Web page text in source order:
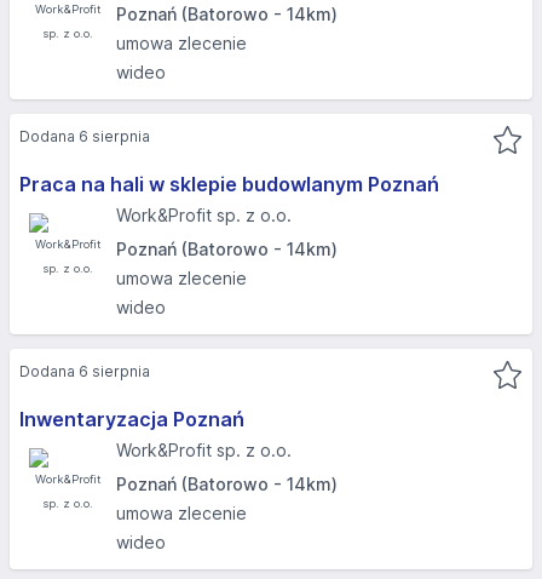
Poznań (Batorowo - 14km)
umowa zlecenie
wideo
Praca na hali w sklepie budowlanym Poznań
Work&Profit sp. z o.o.
Poznań (Batorowo - 14km)
umowa zlecenie
wideo
Dodana 6 sierpnia
Inwentaryzacja Poznań
Work&Profit sp. z o.o.
Poznań (Batorowo - 14km)
umowa zlecenie
wideo
Dodana 6 sierpnia